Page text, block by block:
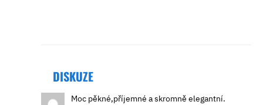
DISKUZE
Moc pěkné,příjemné a skromně elegantní.